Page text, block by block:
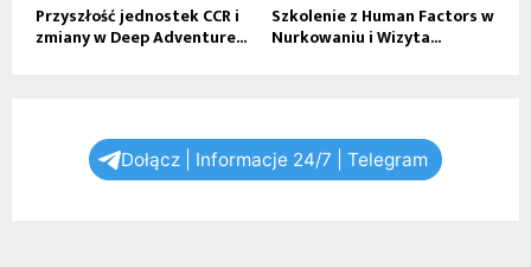
Przyszłość jednostek CCR i
zmiany w Deep Adventure...
Szkolenie z Human Factors w
Nurkowaniu i Wizyta...
Dołącz | Informacje 24/7 | Telegram